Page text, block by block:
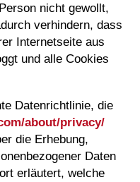
nicht gewollt,
verhindern, dass
Internetseite aus
und alle Cookies
Datenrichtlinie, die
about/privacy/
die Erhebung,
Daten
erläutert, welche